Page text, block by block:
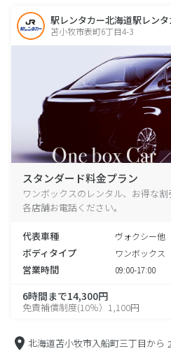
駅レンタカー北海道駅レン
苫小牧市表町6丁目4-3
スタンダード料金プラン
ワンボックスのレンタル、お得な
各店舗お電話ください。
代表車種 ヴォクシー他
ボディタイプ ワンボックス
営業時間 09:00-17:00
6時間まで14,300円
免責補償制度(10％）1,100円
北海道苫小牧市入船町三丁目から